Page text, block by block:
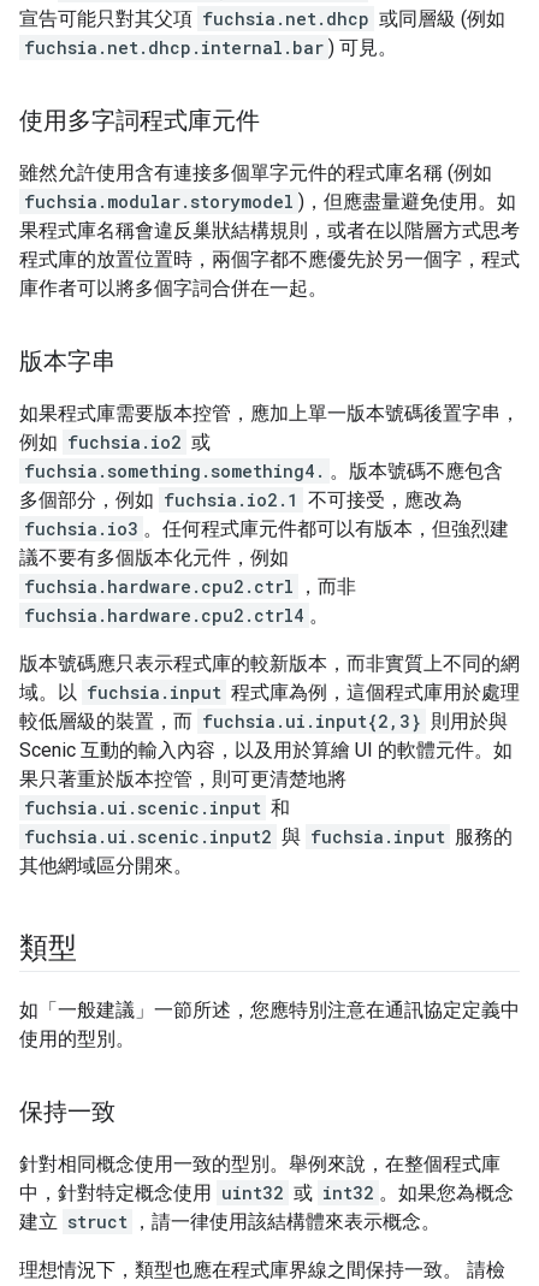
宣告可能只對其父項 fuchsia.net.dhcp 或同層級 (例如
fuchsia.net.dhcp.internal.bar ) 可見。
使用多字詞程式庫元件
雖然允許使用含有連接多個單字元件的程式庫名稱 (例如
fuchsia.modular.storymodel )，但應盡量避免使用。如
果程式庫名稱會違反巢狀結構規則，或者在以階層方式思考
程式庫的放置位置時，兩個字都不應優先於另一個字，程式
庫作者可以將多個字詞合併在一起。
版本字串
如果程式庫需要版本控管，應加上單一版本號碼後置字串，
例如 fuchsia.io2 或
fuchsia.something.something4. 。版本號碼不應包含
多個部分，例如 fuchsia.io2.1 不可接受，應改為
fuchsia.io3 。任何程式庫元件都可以有版本，但強烈建
議不要有多個版本化元件，例如
fuchsia.hardware.cpu2.ctrl
，而非
fuchsia.hardware.cpu2.ctrl4 。
版本號碼應只表示程式庫的較新版本，而非實質上不同的網
域。以 fuchsia.input 程式庫為例，這個程式庫用於處理
較低層級的裝置，而 fuchsia.ui.input{2,3} 則用於與
Scenic 互動的輸入內容，以及用於算繪 UI 的軟體元件。如
果只著重於版本控管，則可更清楚地將
fuchsia.ui.scenic.input 和
fuchsia.ui.scenic.input2 與 fuchsia.input 服務的
其他網域區分開來。
類型
如「一般建議」一節所述，您應特別注意在通訊協定定義中
使用的型別。
保持一致
針對相同概念使用一致的型別。舉例來說，在整個程式庫
中，針對特定概念使用 uint32 或 int32 。如果您為概念
建立 struct ，請一律使用該結構體來表示概念。
理想情況下，類型也應在程式庫界線之間保持一致。 請檢